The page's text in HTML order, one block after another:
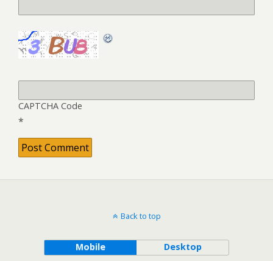
CAPTCHA Code
*
Back to top
Mobile Desktop